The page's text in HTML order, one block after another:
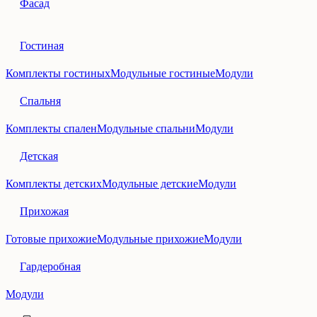
Фасад
Гостиная
Комплекты гостиныхМодульные гостиныеМодули
Спальня
Комплекты спаленМодульные спальниМодули
Детская
Комплекты детскихМодульные детскиеМодули
Прихожая
Готовые прихожиеМодульные прихожиеМодули
Гардеробная
Модули